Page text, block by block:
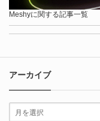
Meshyに関する記事一覧
アーカイブ